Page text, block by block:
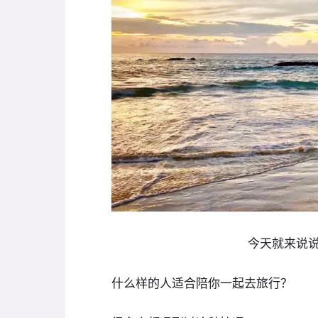
今天就来说
什么样的人适合陪你一起去旅行？